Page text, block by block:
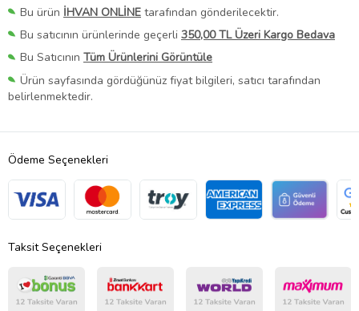
Bu ürün İHVAN ONLİNE tarafından gönderilecektir.
Bu satıcının ürünlerinde geçerli 350,00 TL Üzeri Kargo Bedava
Bu Satıcının Tüm Ürünlerini Görüntüle
Ürün sayfasında gördüğünüz fiyat bilgileri, satıcı tarafından
belirlenmektedir.
Ödeme Seçenekleri
Taksit Seçenekleri